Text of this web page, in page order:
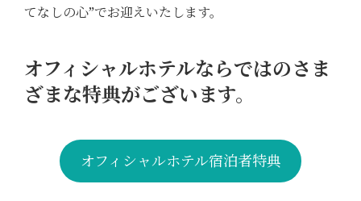
てなしの心”でお迎えいたします。
オフィシャルホテルならではのさま
ざまな特典がございます。
オフィシャルホテル宿泊者特典